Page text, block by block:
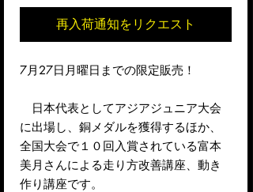
再入荷通知をリクエスト
7月27日月曜日までの限定販売！
日本代表としてアジアジュニア大会
に出場し、銅メダルを獲得するほか、
全国大会で１０回入賞されている富本
美月さんによる走り方改善講座、動き
作り講座です。